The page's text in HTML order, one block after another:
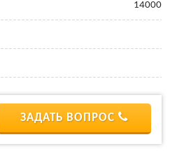
14000
ЗАДАТЬ ВОПРОС